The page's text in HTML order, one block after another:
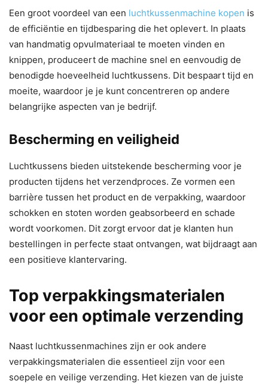
Een groot voordeel van een luchtkussenmachine kopen is
de efficiëntie en tijdbesparing die het oplevert. In plaats
van handmatig opvulmateriaal te moeten vinden en
knippen, produceert de machine snel en eenvoudig de
benodigde hoeveelheid luchtkussens. Dit bespaart tijd en
moeite, waardoor je je kunt concentreren op andere
belangrijke aspecten van je bedrijf.
Bescherming en veiligheid
Luchtkussens bieden uitstekende bescherming voor je
producten tijdens het verzendproces. Ze vormen een
barrière tussen het product en de verpakking, waardoor
schokken en stoten worden geabsorbeerd en schade
wordt voorkomen. Dit zorgt ervoor dat je klanten hun
bestellingen in perfecte staat ontvangen, wat bijdraagt aan
een positieve klantervaring.
Top verpakkingsmaterialen
voor een optimale verzending
Naast luchtkussenmachines zijn er ook andere
verpakkingsmaterialen die essentieel zijn voor een
soepele en veilige verzending. Het kiezen van de juiste